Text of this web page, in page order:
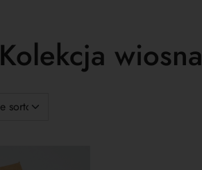
Kolekcja wiosna